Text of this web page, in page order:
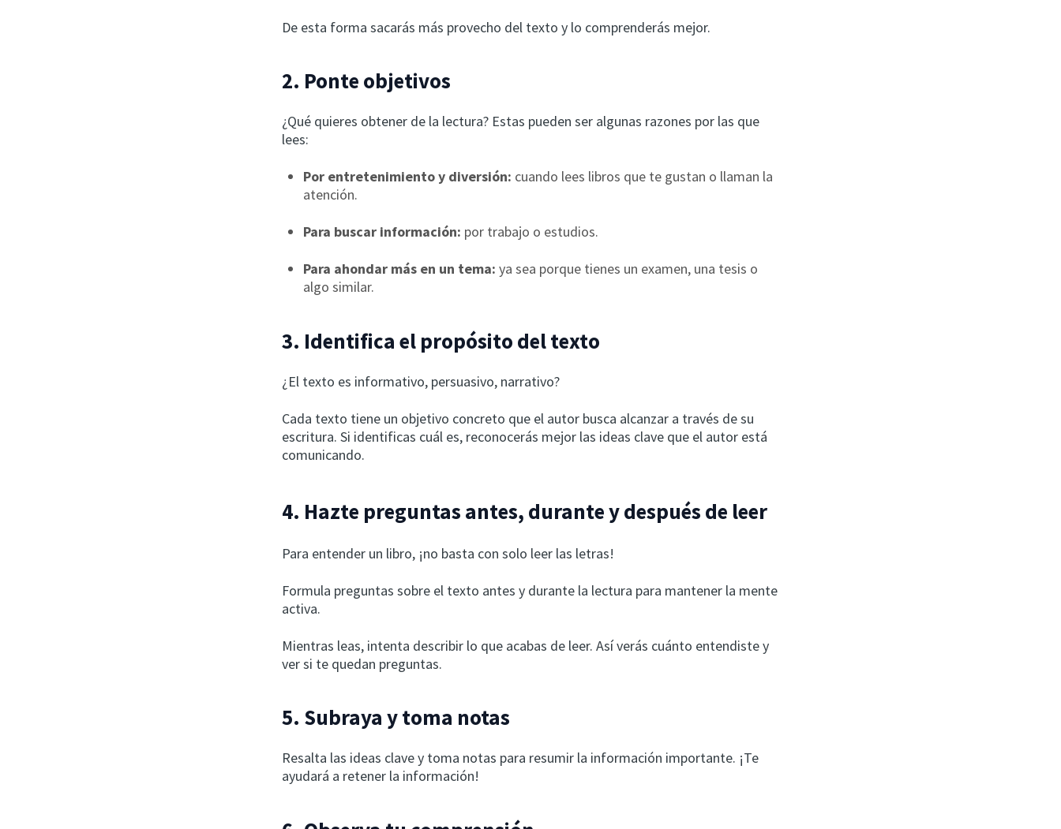
De esta forma sacarás más provecho del texto y lo comprenderás mejor.
2. Ponte objetivos
¿Qué quieres obtener de la lectura? Estas pueden ser algunas razones por las que
lees:
Por entretenimiento y diversión: cuando lees libros que te gustan o llaman la
atención.
Para buscar información: por trabajo o estudios.
Para ahondar más en un tema:ya sea porque tienes un examen, una tesis o
algo similar.
3. Identifica el propósito del texto
¿El texto es informativo, persuasivo, narrativo?
Cada texto tiene un objetivo concreto que el autor busca alcanzar a través de su
escritura. Si identificas cuál es, reconocerás mejor las ideas clave que el autor está
comunicando.
4. Hazte preguntas antes, durante y después de leer
Para entender un libro, ¡no basta con solo leer las letras!
Formula preguntas sobre el texto antes y durante la lectura para mantener la mente
activa.
Mientras leas, intenta describir lo que acabas de leer. Así verás cuánto entendiste y
ver si te quedan preguntas.
5. Subraya y toma notas
Resalta las ideas clave y toma notas para resumir la información importante. ¡Te
ayudará a retener la información!